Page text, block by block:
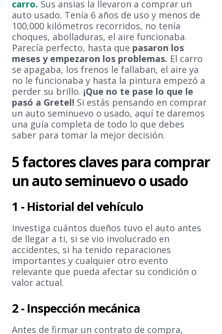
carro. Sus ansias la llevaron a comprar un
auto usado. Tenía 6 años de uso y menos de
100,000 kilómetros recorridos, no tenía
choques, abolladuras, el aire funcionaba.
Parecía perfecto, hasta que pasaron los
meses y empezaron los problemas. El carro
se apagaba, los frenos le fallaban, el aire ya
no le funcionaba y hasta la pintura empezó a
perder su brillo. ¡Que no te pase lo que le
pasó a Gretel! Si estás pensando en comprar
un auto seminuevo o usado, aquí te daremos
una guía completa de todo lo que debes
saber para tomar la mejor decisión.
5 factores claves para comprar
un auto seminuevo o usado
1 - Historial del vehículo
Investiga cuántos dueños tuvo el auto antes
de llegar a ti, si se vio involucrado en
accidentes, si ha tenido reparaciones
importantes y cualquier otro evento
relevante que pueda afectar su condición o
valor actual.
2 - Inspección mecánica
Antes de firmar un contrato de compra,